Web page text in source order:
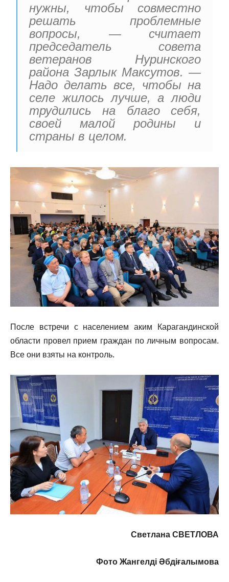
нужны, чтобы совместно
решать проблемные
вопросы, — считает
председатель совета
ветеранов Нуринского
района Зарлык Максутов. —
Надо делать все, чтобы на
селе жилось лучше, а люди
трудились на благо себя,
своей малой родины и
страны в целом.
После встречи с населением аким Карагандинской
области провел прием граждан по личным вопросам.
Все они взяты на контроль.
Светлана СВЕТЛОВА
Фото Жангелдi Әбдіғалымова